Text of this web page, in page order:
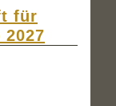
für